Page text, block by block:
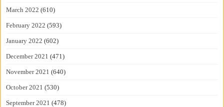
March 2022 (610)
February 2022 (593)
January 2022 (602)
December 2021 (471)
November 2021 (640)
October 2021 (530)
September 2021 (478)